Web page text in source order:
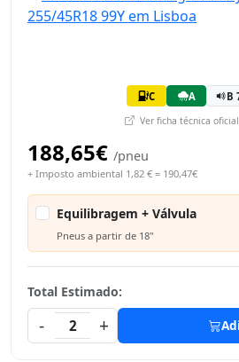
C A B
Ver ficha técnica oficial
188,65€ /pneu
+ Imposto ambiental 1,82 € = 190,47€
Equilibragem + Válvula
Pneus a partir de 18"
Total Estimado:
-
2 +